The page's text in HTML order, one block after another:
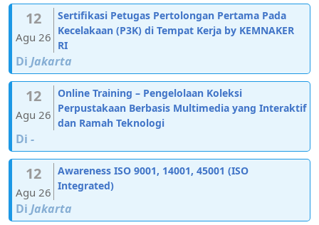
12
Agu 26
Sertifikasi Petugas Pertolongan Pertama Pada
Kecelakaan (P3K) di Tempat Kerja by KEMNAKER
RI
Di Jakarta
12
Agu 26
Online Training – Pengelolaan Koleksi
Perpustakaan Berbasis Multimedia yang Interaktif
dan Ramah Teknologi
Di -
12
Agu 26
Awareness ISO 9001, 14001, 45001 (ISO
Integrated)
Di Jakarta